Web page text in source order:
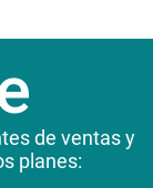
de ventas y
planes: